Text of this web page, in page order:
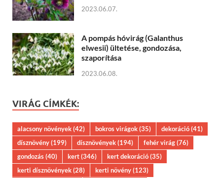
2023.06.07.
A pompás hóvirág (Galanthus
elwesii) ültetése, gondozása,
szaporítása
2023.06.08.
VIRÁG CÍMKÉK:
alacsony növények(42) bokros virágok(35) dekoráció(41)
dísznövény(199) dísznövények(194) fehér virág(76)
gondozás(40) kert(346) kert dekoráció(35)
kerti dísznövények(28) kerti növény(123)